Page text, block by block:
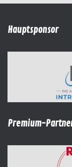
Hauptsponsor
Premium-